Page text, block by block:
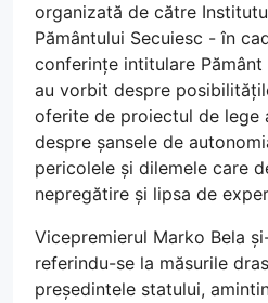
organizată de către
Pământului Secuiesc - în
conferințe intitulare Pământ
au vorbit despre
oferite de proiectul de lege
despre șansele de
pericolele și dilemele care
nepregătire și lipsa de
Vicepremierul Marko Bela
referindu-se la măsurile
președintele statului,